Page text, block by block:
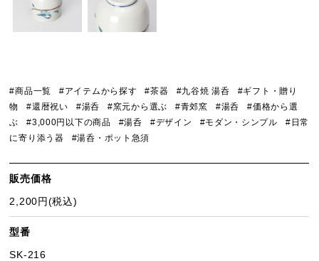
#商品一覧 #アイテムから探す #茶器 #九谷焼 湯呑
#ギフト・贈り
物
#還暦祝い #湯呑 #窯元から選ぶ #青郊窯 #湯呑
#価格から選
ぶ
#3,000円以下の商品 #湯呑 #デザイン #モダン・シンプル
#日常
に寄り添う器
#湯呑・ポット急須
販売価格
2,200円(税込)
型番
SK-216